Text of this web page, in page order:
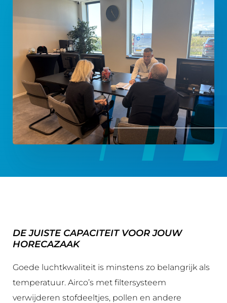
DE JUISTE CAPACITEIT VOOR JOUW
HORECAZAAK
Goede luchtkwaliteit is minstens zo belangrijk als
temperatuur. Airco’s met filtersysteem
verwijderen stofdeeltjes, pollen en andere